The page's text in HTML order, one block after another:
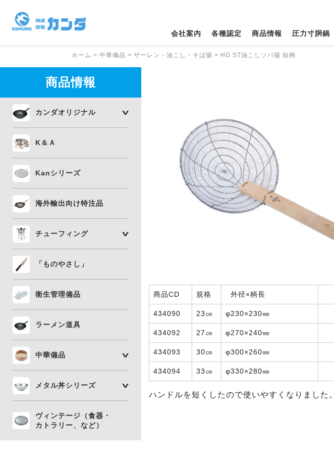
会社案内 各種認定 商品情報 圧力寸胴鍋
ホーム > 中華備品 > ザーレン・油こし・そば揚 > HG ST油こしソバ揚 短柄
商品CD 規格 外径×柄長
434090 23㎝ φ230×230㎜
434092 27㎝ φ270×240㎜
434093 30㎝ φ300×260㎜
434094 33㎝ φ330×280㎜
ハンドルを短くしたので使いやすくなりました。
商品情報
カンダオリジナル
K＆Ａ
Kanシリーズ
海外輸出向け特注品
チューフィング
「ものやさし」
衛生管理備品
ラーメン道具
中華備品
メタル丼シリーズ
ヴィンテージ（食器・
カトラリー、など）